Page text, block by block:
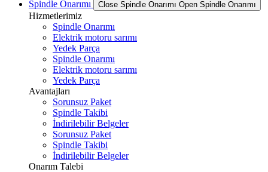
Spindle Onarımı
Close Spindle Onarımı Open Spindle Onarımı
Hizmetlerimiz
Spindle Onarımı
Elektrik motoru sarımı
Yedek Parça
Spindle Onarımı
Elektrik motoru sarımı
Yedek Parça
Avantajları
Sorunsuz Paket
Spindle Takibi
İndirilebilir Belgeler
Sorunsuz Paket
Spindle Takibi
İndirilebilir Belgeler
Onarım Talebi